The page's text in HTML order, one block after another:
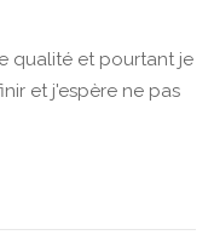
qualité et pourtant je
et j'espère ne pas